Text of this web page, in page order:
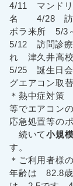
4/11 マンド
名 4/28 訪
ボラ来所 5/
5/12 訪問診
れ 津久井高
5/25 誕生日
グエアコン取
＊熱中症対策
等でエアコン
応急処置等の
続いて小規
す。
＊ご利用者様
年齢は 82.8歳